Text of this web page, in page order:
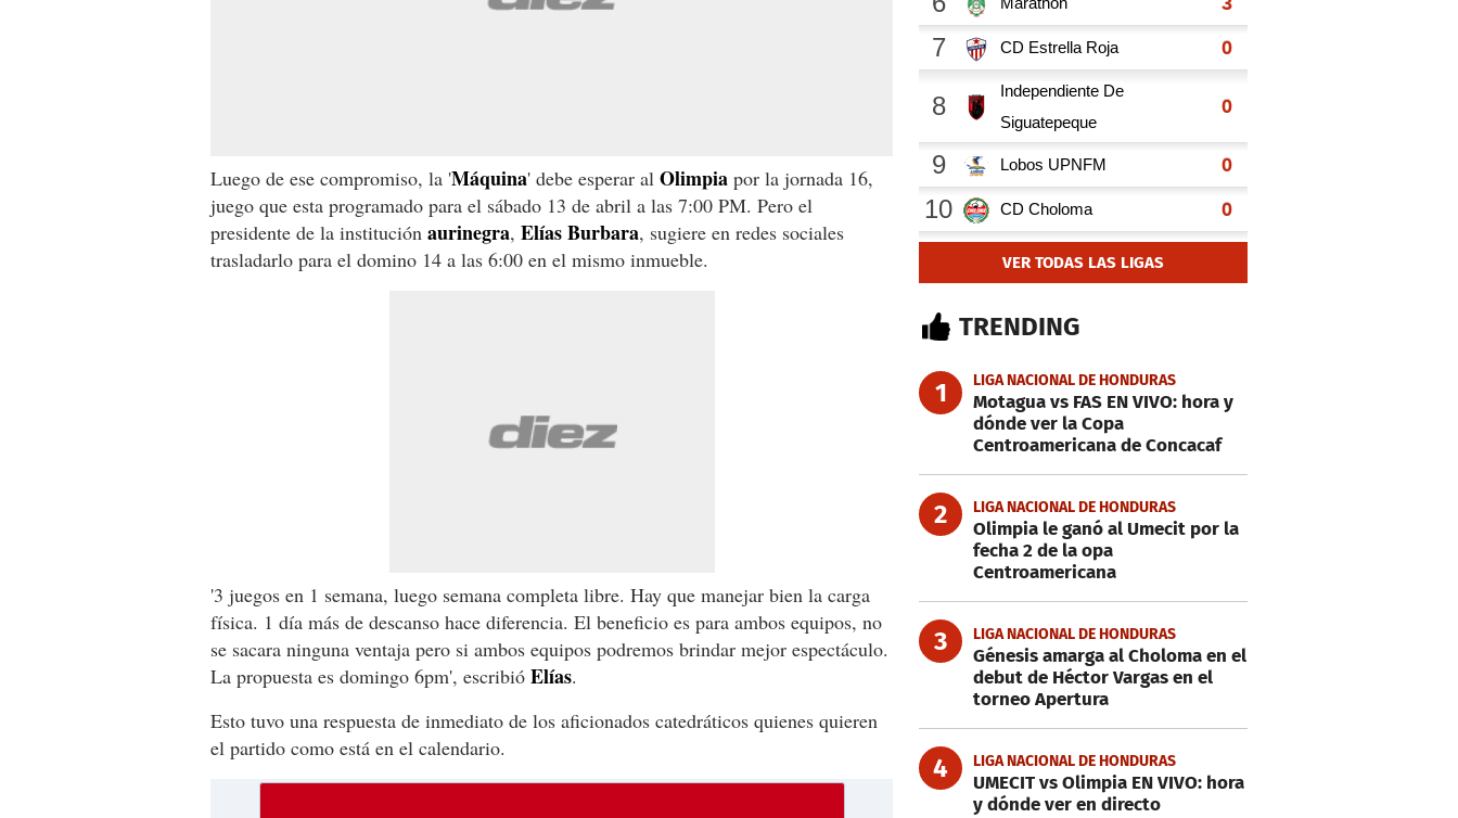
Luego de ese compromiso, la 'Máquina' debe esperar al Olimpia por la jornada 16,
juego que esta programado para el sábado 13 de abril a las 7:00 PM. Pero el
presidente de la institución aurinegra, ElíasBurbara, sugiere en redes sociales
trasladarlo para el domino 14 a las 6:00 en el mismo inmueble.
'3 juegos en 1 semana, luego semana completa libre. Hay que manejar bien la carga
física. 1 día más de descanso hace diferencia. El beneficio es para ambos equipos, no
se sacara ninguna ventaja pero si ambos equipos podremos brindar mejor espectáculo.
La propuesta es domingo 6pm', escribió Elías.
Esto tuvo una respuesta de inmediato de los aficionados catedráticos quienes quieren
el partido como está en el calendario.
VER TODAS LAS LIGAS
TRENDING
1 LIGA NACIONAL DE HONDURAS
Motagua vs FAS EN VIVO: hora y
dónde ver la Copa
Centroamericana de Concacaf
2 LIGA NACIONAL DE HONDURAS
Olimpia le ganó al Umecit por la
fecha 2 de la opa
Centroamericana
3 LIGA NACIONAL DE HONDURAS
Génesis amarga al Choloma en el
debut de Héctor Vargas en el
torneo Apertura
4 LIGA NACIONAL DE HONDURAS
UMECIT vs Olimpia EN VIVO: hora
y dónde ver en directo